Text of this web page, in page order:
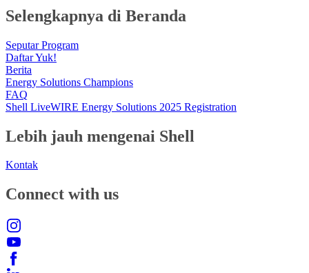
Selengkapnya di Beranda
Seputar Program
Daftar Yuk!
Berita
Energy Solutions Champions
FAQ
Shell LiveWIRE Energy Solutions 2025 Registration
Lebih jauh mengenai Shell
Kontak
Connect with us